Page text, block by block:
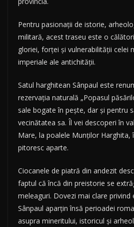
Pentru pasionații de istorie,
militară, acest traseu este o
gloriei, forței și vulnerabilității celei
imperiale ale antichității.
Satul harghitean Sânpaul este
rezervația naturală „Popasul
sale bogate în pește, dar și pentru
vecinătatea sa. Îl vei descoperi în
Mare, la poalele Munților Harghita,
pitoresc aparte.
Ciocanele de piatră din andezit
faptul că încă din preistorie se
meleaguri. Dovezi mai clare privind
Sânpaul aparțin însă perioadei
asupra mineritului, istoricul și